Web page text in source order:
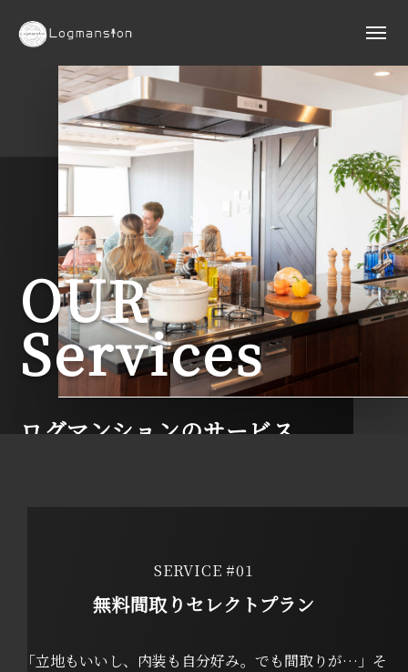
OUR
Services
ログマンションのサービス
SERVICE #01
無料間取りセレクトプラン
「立地もいいし、内装も自分好み。でも間取りが…」そ